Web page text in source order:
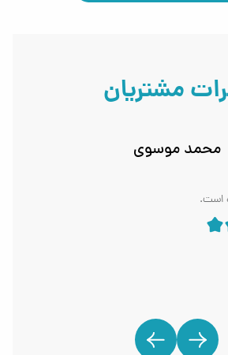
مشتریان
محمد موسوی
است.